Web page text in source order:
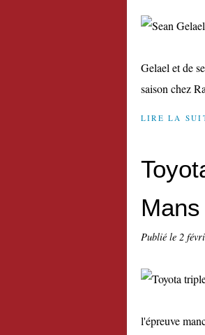
Gelael et de
saison chez
LIRE LA
Mans
Publié le 2
l'épreuve